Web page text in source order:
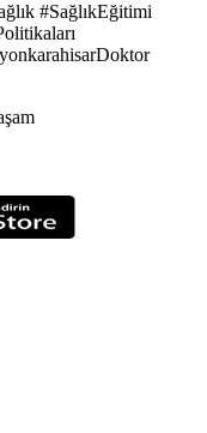
#SağlıkEğitimi